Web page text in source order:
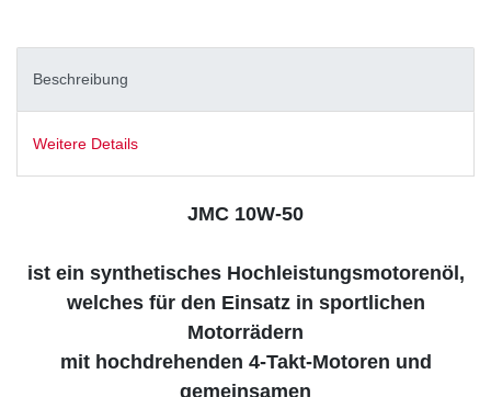
Beschreibung
Weitere Details
JMC 10W-50
ist ein synthetisches Hochleistungsmotorenöl,
welches für den Einsatz in sportlichen
Motorrädern
mit hochdrehenden 4-Takt-Motoren und
gemeinsamen